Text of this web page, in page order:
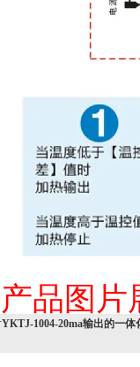
品图片
YKTJ-1004-20ma输出的一